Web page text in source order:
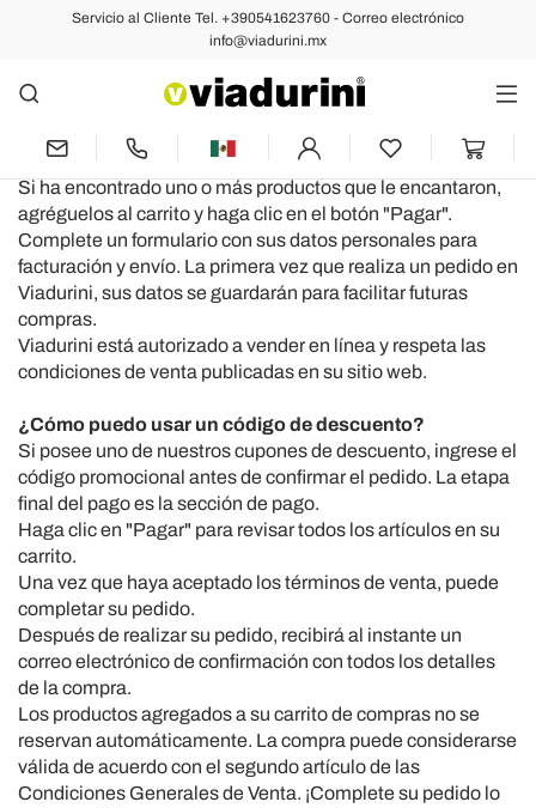
Servicio al Cliente Tel. +390541623760 - Correo electrónico
info@viadurini.mx
Pedidos, Envíos y Entregas -
Información Útil
¿Cómo hago un pedido con Viadurini?
Si ha encontrado uno o más productos que le encantaron,
agréguelos al carrito y haga clic en el botón "Pagar".
Complete un formulario con sus datos personales para
facturación y envío. La primera vez que realiza un pedido en
Viadurini, sus datos se guardarán para facilitar futuras
compras.
Viadurini está autorizado a vender en línea y respeta las
condiciones de venta publicadas en su sitio web.
¿Cómo puedo usar un código de descuento?
Si posee uno de nuestros cupones de descuento, ingrese el
código promocional antes de confirmar el pedido. La etapa
final del pago es la sección de pago.
Haga clic en "Pagar" para revisar todos los artículos en su
carrito.
Una vez que haya aceptado los términos de venta, puede
completar su pedido.
Después de realizar su pedido, recibirá al instante un
correo electrónico de confirmación con todos los detalles
de la compra.
Los productos agregados a su carrito de compras no se
reservan automáticamente. La compra puede considerarse
válida de acuerdo con el segundo artículo de las
Condiciones Generales de Venta. ¡Complete su pedido lo